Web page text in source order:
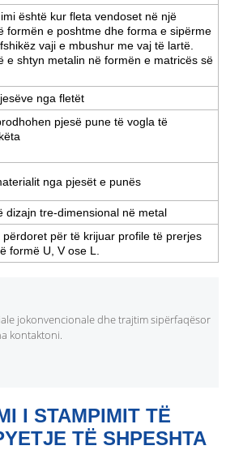
është kur fleta vendoset në një
formën e poshtme dhe forma e sipërme
vaji e mbushur me vaj të lartë.
e shtyn metalin në formën e matricës së
nga fletët
pjesë pune të vogla të
nga pjesët e punës
dizajn tre-dimensional në metal
përdoret për të krijuar profile të prerjes
formë U, V ose L.
jokonvencionale dhe trajtim sipërfaqësor
kontaktoni.
I STAMPIMIT TË
TË SHPESHTA